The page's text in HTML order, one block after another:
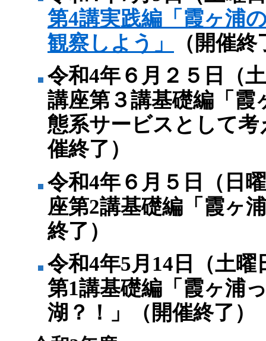
第4講実践編「霞ヶ浦
観察しよう」
（開催終
令和4年６月２５日（
講座第３講基礎編「霞
態系サービスとして
催終了）
令和4年６月５日（日
座第2講基礎編「霞ヶ
終了）
令和4年5月14日（土
第1講基礎編「霞ヶ浦
湖？！」（開催終了）